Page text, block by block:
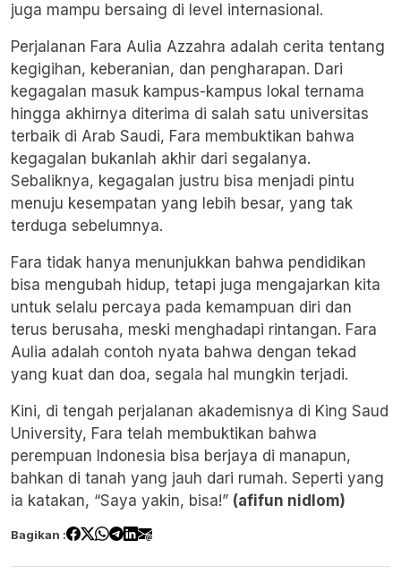
juga mampu bersaing di level internasional.
Perjalanan Fara Aulia Azzahra adalah cerita tentang
kegigihan, keberanian, dan pengharapan. Dari
kegagalan masuk kampus-kampus lokal ternama
hingga akhirnya diterima di salah satu universitas
terbaik di Arab Saudi, Fara membuktikan bahwa
kegagalan bukanlah akhir dari segalanya.
Sebaliknya, kegagalan justru bisa menjadi pintu
menuju kesempatan yang lebih besar, yang tak
terduga sebelumnya.
Fara tidak hanya menunjukkan bahwa pendidikan
bisa mengubah hidup, tetapi juga mengajarkan kita
untuk selalu percaya pada kemampuan diri dan
terus berusaha, meski menghadapi rintangan. Fara
Aulia adalah contoh nyata bahwa dengan tekad
yang kuat dan doa, segala hal mungkin terjadi.
Kini, di tengah perjalanan akademisnya di King Saud
University, Fara telah membuktikan bahwa
perempuan Indonesia bisa berjaya di manapun,
bahkan di tanah yang jauh dari rumah. Seperti yang
ia katakan, “Saya yakin, bisa!” (afifun nidlom)
Bagikan :